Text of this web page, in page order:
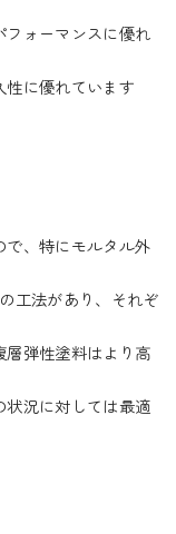
フォーマンスに優れ
に優れています
、特にモルタル外
工法があり、それぞ
弾性塗料はより高
況に対しては最適